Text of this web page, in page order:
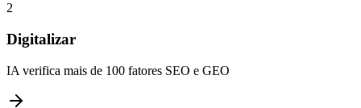
2
Digitalizar
IA verifica mais de 100 fatores SEO e GEO